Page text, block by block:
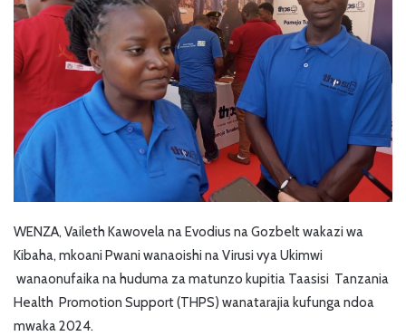
WENZA, Vaileth Kawovela na Evodius na Gozbelt wakazi wa
Kibaha, mkoani Pwani wanaoishi na Virusi vya Ukimwi
wanaonufaika na huduma za matunzo kupitia Taasisi Tanzania
Health Promotion Support (THPS) wanatarajia kufunga ndoa
mwaka 2024.